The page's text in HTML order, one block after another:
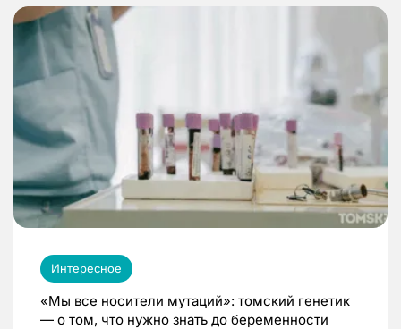
Интересное
«Мы все носители мутаций»: томский генетик
— о том, что нужно знать до беременности